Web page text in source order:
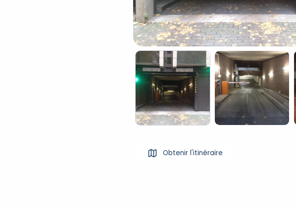
Obtenir l'itinéraire